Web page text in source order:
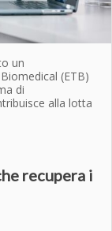
un
(ETB)
di
alla lotta
recupera i